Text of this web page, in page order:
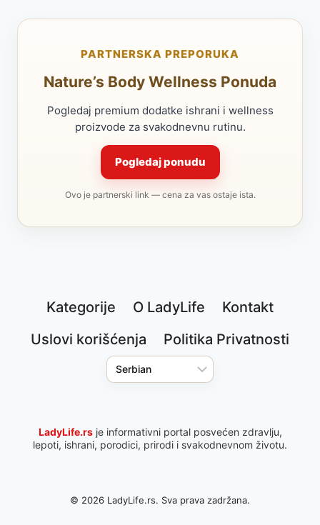
PARTNERSKA PREPORUKA
Nature’s Body Wellness Ponuda
Pogledaj premium dodatke ishrani i wellness
proizvode za svakodnevnu rutinu.
Pogledaj ponudu
Ovo je partnerski link — cena za vas ostaje ista.
Kategorije O LadyLife
Kontakt
Uslovi korišćenja
Politika Privatnosti
LadyLife.rsje informativni portal posvećen zdravlju,
lepoti, ishrani, porodici, prirodi i svakodnevnom životu.
© 2026 LadyLife.rs. Sva prava zadržana.